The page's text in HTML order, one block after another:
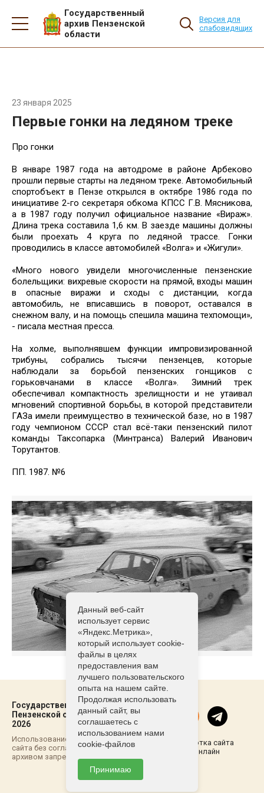
Государственный
архив Пензенской
области
Версия для
слабовидящих
23 января 2025
Первые гонки на ледяном треке
Про гонки
В январе 1987 года на автодроме в районе Арбеково
прошли первые старты на ледяном треке. Автомобильный
спортобъект в Пензе открылся в октябре 1986 года по
инициативе 2-го секретаря обкома КПСС Г.В. Мясникова,
а в 1987 году получил официальное название «Вираж».
Длина трека составила 1,6 км. В заезде машины должны
были проехать 4 круга по ледяной трассе. Гонки
проводились в классе автомобилей «Волга» и «Жигули».
«Много нового увидели многочисленные пензенские
болельщики: вихревые скорости на прямой, входы машин
в опасные виражи и сходы с дистанции, когда
автомобиль, не вписавшись в поворот, оставался в
снежном валу, и на помощь спешила машина техпомощи»,
- писала местная пресса.
На холме, выполнявшем функции импровизированной
трибуны, собрались тысячи пензенцев, которые
наблюдали за борьбой пензенских гонщиков с
горьковчанами в классе «Волга». Зимний трек
обеспечивал компактность зрелищности и не утаивал
мгновений спортивной борьбы, в которой представители
ГАЗа имели преимущество в технической базе, но в 1987
году чемпионом СССР стал всё-таки пензенский пилот
команды Таксопарка (Минтранса) Валерий Иванович
Торутантов.
ПП. 1987. №6
Государственный архив
Пензенской области ©2021-
2026
Использование материалов
сайта без согласовывания с
архивом запрещено
Разработка сайта
Пенза-Онлайн
Данный веб-сайт
использует сервис
«Яндекс.Метрика»,
который использует cookie-
файлы в целях
предоставления вам
лучшего пользовательского
опыта на нашем сайте.
Продолжая использовать
данный сайт, вы
соглашаетесь с
использованием нами
cookie-файлов
Принимаю